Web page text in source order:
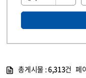
총게시물 :6,313건 페